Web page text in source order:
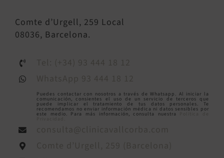
Comte d’Urgell, 259 Local
08036, Barcelona.
Puedes contactar con nosotros a través de Whatsapp. Al iniciar la
comunicación, consientes el uso de un servicio de terceros que
puede implicar el tratamiento de tus datos personales. Te
recomendamos no enviar información médica ni datos sensibles por
este medio. Para más información, consulta nuestra